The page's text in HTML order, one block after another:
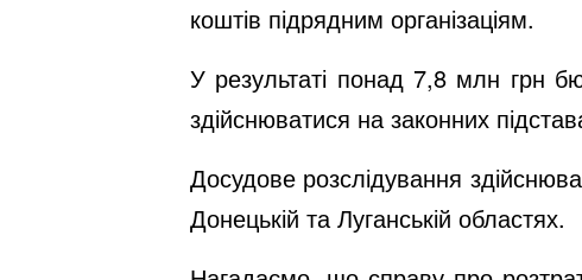
коштів підрядним організаціям.
У результаті понад 7,8 млн грн
здійснюватися на законних
Досудове розслідування
Донецькій та Луганській областях.